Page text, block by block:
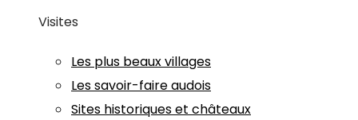
Visites
Les plus beaux villages
Les savoir-faire audois
Sites historiques et châteaux